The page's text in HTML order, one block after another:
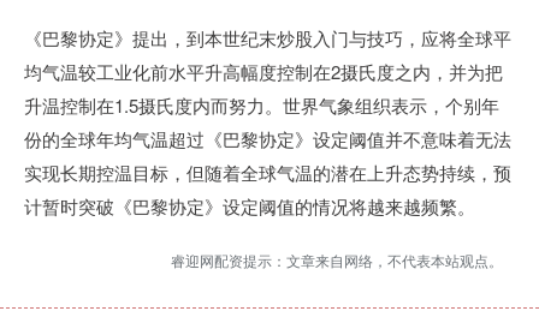
《巴黎协定》提出，到本世纪末炒股入门与技巧，应将全球平
均气温较工业化前水平升高幅度控制在2摄氏度之内，并为把
升温控制在1.5摄氏度内而努力。世界气象组织表示，个别年
份的全球年均气温超过《巴黎协定》设定阈值并不意味着无法
实现长期控温目标，但随着全球气温的潜在上升态势持续，预
计暂时突破《巴黎协定》设定阈值的情况将越来越频繁。
睿迎网配资提示：文章来自网络，不代表本站观点。